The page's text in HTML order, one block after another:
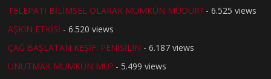
TELEPATİ BİLİMSEL OLARAK MÜMKÜN MÜDÜR? - 6.525 views
AŞKIN ETKİSİ - 6.520 views
ÇAĞ BAŞLATAN KEŞİF: PENİSİLİN - 6.187 views
UNUTMAK MÜMKÜN MÜ? - 5.499 views